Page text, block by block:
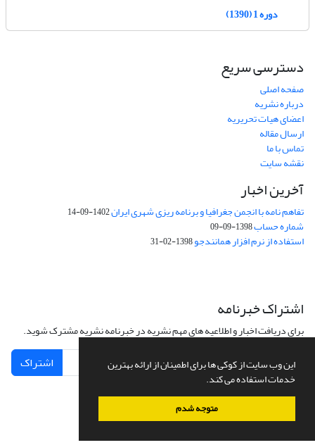
این وب سایت از کوکی ها برای اطمینان از ارائه بهترین
خدمات استفاده می کند.
متوجه شدم
دوره 1 (1390)
دسترسی سریع
صفحه اصلی
درباره نشریه
اعضای هیات تحریریه
ارسال مقاله
تماس با ما
نقشه سایت
آخرین اخبار
تفاهم نامه با انجمن جغرافیا و برنامه ریزی شهری ایران1402-09-14
شماره حساب1398-09-09
استفاده از نرم افزار همانندجو1398-02-31
اشتراک خبرنامه
برای دریافت اخبار و اطلاعیه های مهم نشریه در خبرنامه نشریه مشترک شوید.
اشتراک
سامانه مدیریت نشریات علمی.طراحی و پیاده سازی ازسیناوب